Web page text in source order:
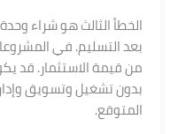
الخطأ الثالث هو شراء
بعد التسليم. في
من قيمة الاستثمار. قد
بدون تشغيل وتسويق
المتوقع.